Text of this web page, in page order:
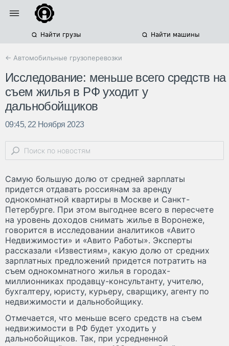
Найти грузы Найти машины
← Автомобильные грузоперевозки
Исследование: меньше всего средств на
съем жилья в РФ уходит у
дальнобойщиков
09:45, 22 Ноября 2023
Самую большую долю от средней зарплаты
придется отдавать россиянам за аренду
однокомнатной квартиры в Москве и Санкт-
Петербурге. При этом выгоднее всего в пересчете
на уровень доходов снимать жилье в Воронеже,
говорится в исследовании аналитиков «Авито
Недвижимости» и «Авито Работы». Эксперты
рассказали «Известиям», какую долю от средних
зарплатных предложений придется потратить на
съем однокомнатного жилья в городах-
миллионниках продавцу-консультанту, учителю,
бухгалтеру, юристу, курьеру, сварщику, агенту по
недвижимости и дальнобойщику.
Отмечается, что меньше всего средств на съем
недвижимости в РФ будет уходить у
дальнобойщиков. Так, при усредненной